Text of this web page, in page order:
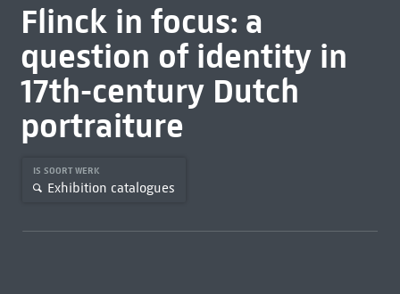
Flinck in focus: a
question of identity in
17th-century Dutch
portraiture
IS SOORT WERK
Exhibition catalogues